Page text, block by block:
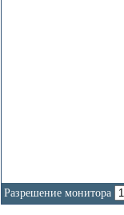
Разрешение монитора